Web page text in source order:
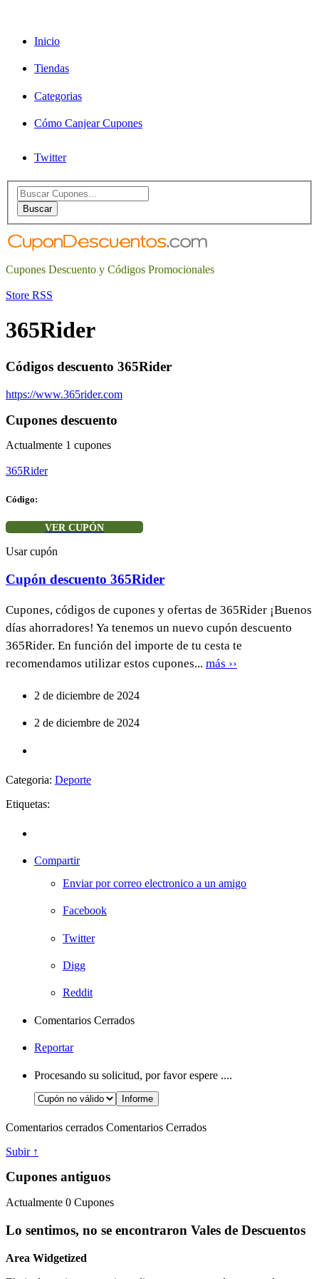
Inicio
Tiendas
Categorias
Cómo Canjear Cupones
Twitter
Search
for:Buscar
Cupones Descuento y Códigos Promocionales
Store RSS
365Rider
Códigos descuento 365Rider
https://www.365rider.com
Cupones descuento
Actualmente 1 cupones
365Rider
Código:
VER CUPÓN
Usar cupón
Cupón descuento 365Rider
Cupones, códigos de cupones y ofertas de 365Rider ¡Buenos
días ahorradores! Ya tenemos un nuevo cupón descuento
365Rider. En función del importe de tu cesta te
recomendamos utilizar estos cupones... más ››
2 de diciembre de 2024
2 de diciembre de 2024
Categoria: Deporte
Etiquetas:
Compartir
Enviar por correo electronico a un amigo
Facebook
Twitter
Digg
Reddit
Comentarios Cerrados
Reportar
Procesando su solicitud, por favor espere ....
Comentarios cerrados Comentarios Cerrados
Subir ↑
Cupones antiguos
Actualmente 0 Cupones
Lo sentimos, no se encontraron Vales de Descuentos
Area Widgetized